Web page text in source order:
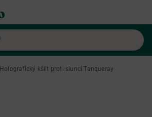
Holografický kšilt proti slunci Tanqueray